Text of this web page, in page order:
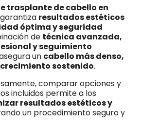
trasplante de cabello en
resultados estéticos
óptima y seguridad
de técnica avanzada,
y seguimiento
un cabello más denso,
sostenido.
comparar opciones y
incluidos permite a los
resultados estéticos y
un procedimiento seguro y